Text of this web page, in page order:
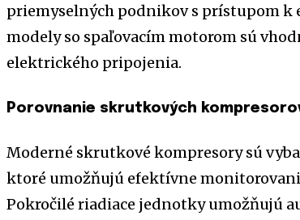
priemyselných podnikov s prístupom k
modely so spaľovacím motorom sú
elektrického pripojenia.
Porovnanie skrutkových
Moderné skrutkové kompresory sú
ktoré umožňujú efektívne
Pokročilé riadiace jednotky umožňujú